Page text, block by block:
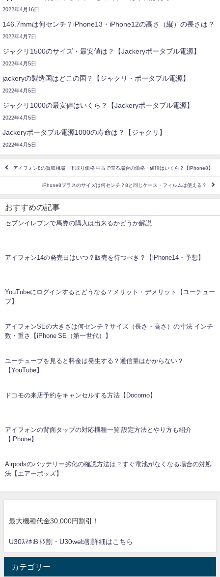
2022年4月16日
146.7mmは何センチ？iPhone13・iPhone12の高さ（縦）の長さは？
2022年4月7日
ジャクリ1500のサイズ・最安値は？【Jackeryポータブル電源】
2022年4月5日
jackeryの製造国はどこの国？【ジャクリ・ポータブル電源】
2022年4月5日
ジャクリ1000の最安値はいくら？【Jackeryポータブル電源】
2022年4月5日
Jackeryポータブル電源1000の寿命は？【ジャクリ】
2022年4月5日
アイフォン8の買取相場・下取り価格 中古で売る場合の価格・値段はいくら？【iPhone8】
iPhone8プラスのサイズは何センチ？8と同じケース・フィルムは使える？
おすすめの記事
セブンイレブンで馬券の購入は出来るかどうか解説
アイフォン14の発売日はいつ？販売を待つべき？【iPhone14・予想】
YouTubeにログインするとどうなる？メリット・デメリット【ユーチュー
ブ】
アイフォンSEの大きさは何センチ？サイズ（長さ・高さ）の寸法 インチ
数・重さ【iPhone SE（第一世代）】
ユーチューブを見ると料金は発生する？通信量はかからない？
【YouTube】
ドコモの来店予約をキャンセルする方法【Docomo】
アイフォンの背面タップの対応機種一覧 設定方法とやり方も紹介
【iPhone】
Airpodsのバッテリー劣化の確認方法は？すぐ電池がなくなる場合の対処
法【エアーポッズ】
最大機種代金30,000円割引！
U30ｽﾏﾎおﾄｸ割・U30web割詳細はこちら
カテゴリー